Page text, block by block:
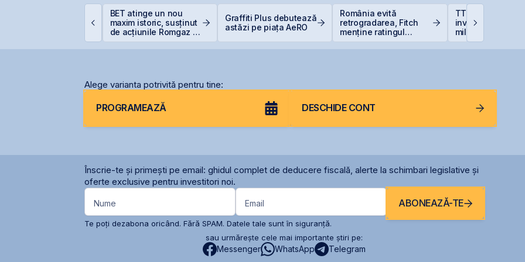
BET atinge un nou
maxim istoric, susținut
de acțiunile Romgaz și
Graffiti Plus debutează
astăzi pe piața AeRO
România evită
retrogradarea, Fitch
menține ratingul
TTS finalizează
investiția de 23
milioane euro în
terminalul
Alege varianta potrivită pentru tine:
PROGRAMEAZĂ DESCHIDE CONT
Înscrie-te și primești pe email: ghidul complet de deducere fiscală, alerte la schimbari legislative și
oferte exclusive pentru investitori noi.
Nume Email ABONEAZĂ-TE
Te poți dezabona oricând. Fără SPAM. Datele tale sunt în siguranță.
sau urmărește cele mai importante știri pe:
Messenger WhatsApp Telegram